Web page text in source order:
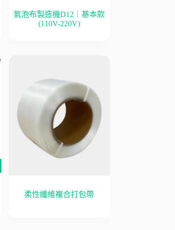
氣泡布製造機D12｜基本款
(110V-220V)
柔性纖維複合打包帶